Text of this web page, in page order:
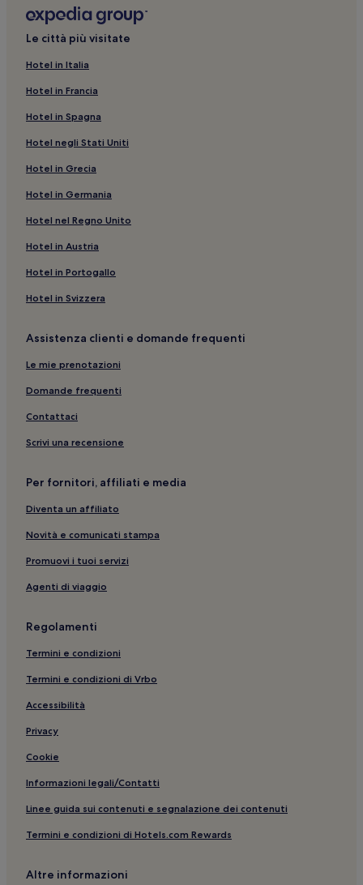
Piazza Santuario: hotel nelle vicinanze
Cala Bue Marino: hotel nelle vicinanze
Spiaggia Guidaloca: hotel nelle vicinanze
San Vito Lo Capo: Hotel economici
Tonnara di Bonagia: Appartamenti
Case di Girolamo: hotel
Custonaci: Hotel con piscina
Riserva Naturale dello Zingaro: Hotel con cucina nelle
San Vito Lo Capo: Hotel di lusso
Custonaci: B&B
Spiaggia dei Faraglioni: Hotel con sorgente termale nelle
Cala Bianca: hotel nelle vicinanze
Spiaggia Guidaloca: B&B
San Vito Lo Capo: hotel a 4 stelle
Riserva Naturale dello Zingaro: Hotel con piscina nelle
Gelateria Artigianale: hotel nelle vicinanze
Castelluzzo: Hotel con animali ammessi
Scopello: Hotel con piscina
Cala Tonnarella dell'Uzzo: hotel nelle vicinanze
Presepe Vivente di Balata di Baida: hotel nelle vicinanze
Castellammare del Golfo: hotel
Le città più visitate
Hotel in Italia
Hotel in Francia
Hotel in Spagna
Hotel negli Stati Uniti
Hotel in Grecia
Hotel in Germania
Hotel nel Regno Unito
Hotel in Austria
Hotel in Portogallo
Hotel in Svizzera
Assistenza clienti e domande frequenti
Le mie prenotazioni
Domande frequenti
Contattaci
Scrivi una recensione
Per fornitori, affiliati e media
Diventa un affiliato
Novità e comunicati stampa
Promuovi i tuoi servizi
Agenti di viaggio
Regolamenti
Termini e condizioni
Termini e condizioni di Vrbo
Accessibilità
Privacy
Cookie
Informazioni legali/Contatti
Linee guida sui contenuti e segnalazione dei contenuti
Termini e condizioni di Hotels.com Rewards
Altre informazioni